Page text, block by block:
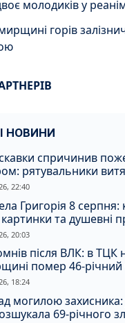
молодиків у
горів
НОВИНИ
спричинив
рятувальники
22:40
Григорія 8 серпня:
картинки та душевні
20:03
після ВЛК: в ТЦК
помер 46-річний
18:24
могилою захисника:
69-річного